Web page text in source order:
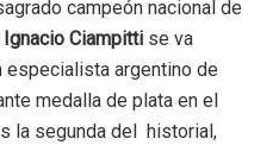
campeón nacional de
Ignacio Ciampittise va
especialista argentino de
medalla de plata en el
la segunda del historial,